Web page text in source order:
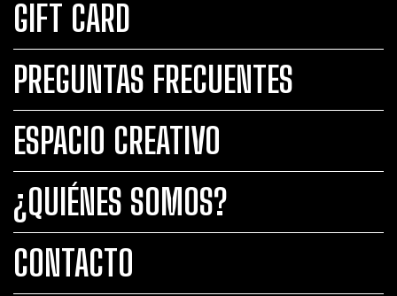
GIFT CARD
PREGUNTAS FRECUENTES
ESPACIO CREATIVO
¿QUIÉNES SOMOS?
CONTACTO